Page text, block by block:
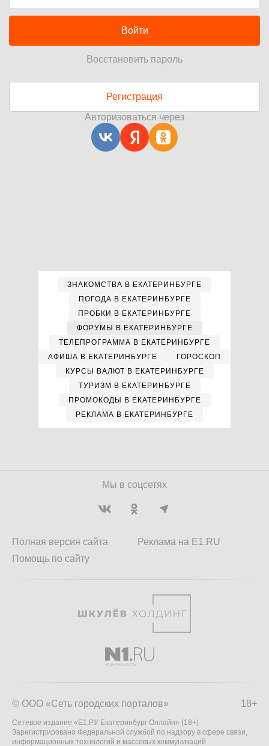
Войти
Восстановить пароль
Регистрация
Авторизоваться через
ЗНАКОМСТВА В ЕКАТЕРИНБУРГЕ
ПОГОДА В ЕКАТЕРИНБУРГЕ
ПРОБКИ В ЕКАТЕРИНБУРГЕ
ФОРУМЫ В ЕКАТЕРИНБУРГЕ
ТЕЛЕПРОГРАММА В ЕКАТЕРИНБУРГЕ
АФИША В ЕКАТЕРИНБУРГЕ
ГОРОСКОП
КУРСЫ ВАЛЮТ В ЕКАТЕРИНБУРГЕ
ТУРИЗМ В ЕКАТЕРИНБУРГЕ
ПРОМОКОДЫ В ЕКАТЕРИНБУРГЕ
РЕКЛАМА В ЕКАТЕРИНБУРГЕ
Мы в соцсетях
Полная версия сайта
Помощь по сайту
Реклама на E1.RU
18+
© ООО «Сеть городских порталов»
Сетевое издание «Е1.РУ Екатеринбург Онлайн» (18+)
Зарегистрировано Федеральной службой по надзору в сфере связи,
информационных технологий и массовых коммуникаций